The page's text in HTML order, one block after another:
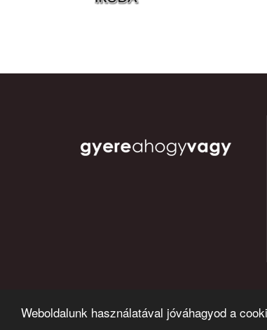
Weboldalunk használatával jóváhagyod a